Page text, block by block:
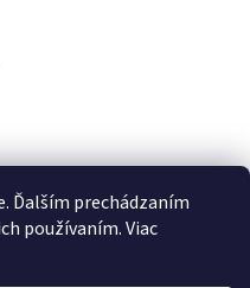
Ďalším prechádzaním
používaním. Viac